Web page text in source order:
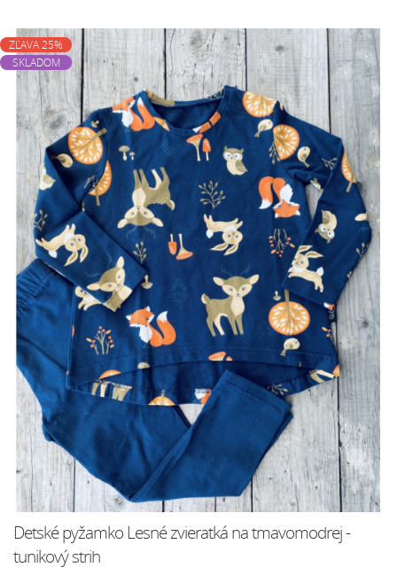
ZĽAVA 25%
SKLADOM
Detské pyžamko Lesné zvieratká na tmavomodrej -
tunikový strih